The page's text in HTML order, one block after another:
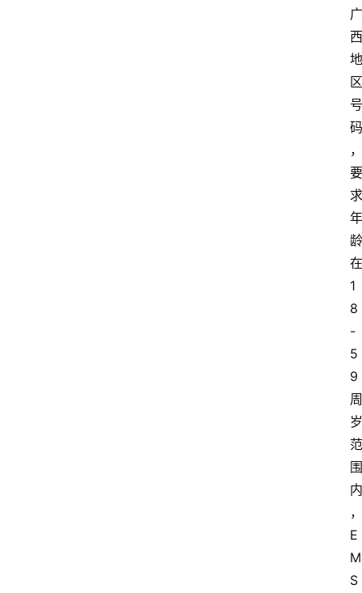
广
西
地
区
号
码
，
要
求
年
龄
在
1
8
-
5
9
周
岁
范
围
内
，
E
M
S